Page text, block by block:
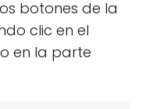
botones de la
clic en el
en la parte
sin gluten.
utilizar para
un sabor